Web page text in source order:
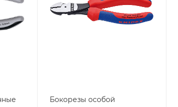
Бокорезы особой